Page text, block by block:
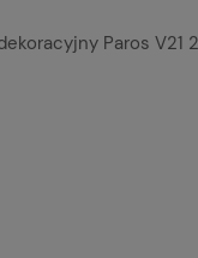
Paros V21